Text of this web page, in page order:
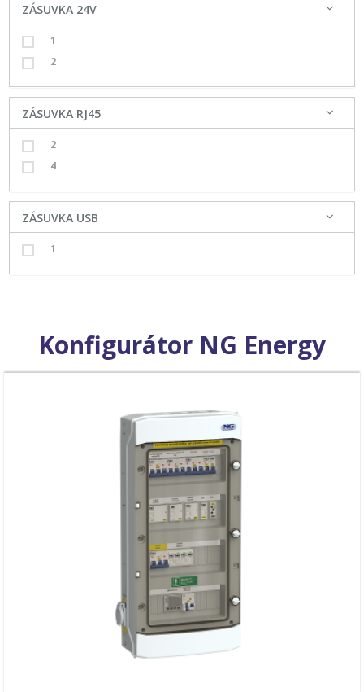
ZÁSUVKA 24V
1
2
ZÁSUVKA RJ45
2
4
ZÁSUVKA USB
1
Konfigurátor NG Energy